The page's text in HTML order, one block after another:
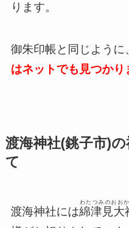
ります。
御朱印帳と同じように
はネットでも見つかり
渡海神社(銚子市)
て
渡海神社には綿津見大
わたつみのおお